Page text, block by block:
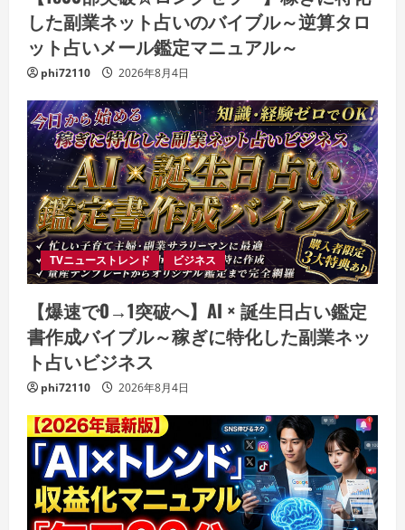
した副業ネット占いのバイブル～逆算タロ
ット占いメール鑑定マニュアル～
phi72110 2026年8月4日
TVニューストレンド ビジネス
【爆速で0→1突破へ】AI × 誕生日占い鑑定
書作成バイブル～稼ぎに特化した副業ネッ
ト占いビジネス
phi72110 2026年8月4日